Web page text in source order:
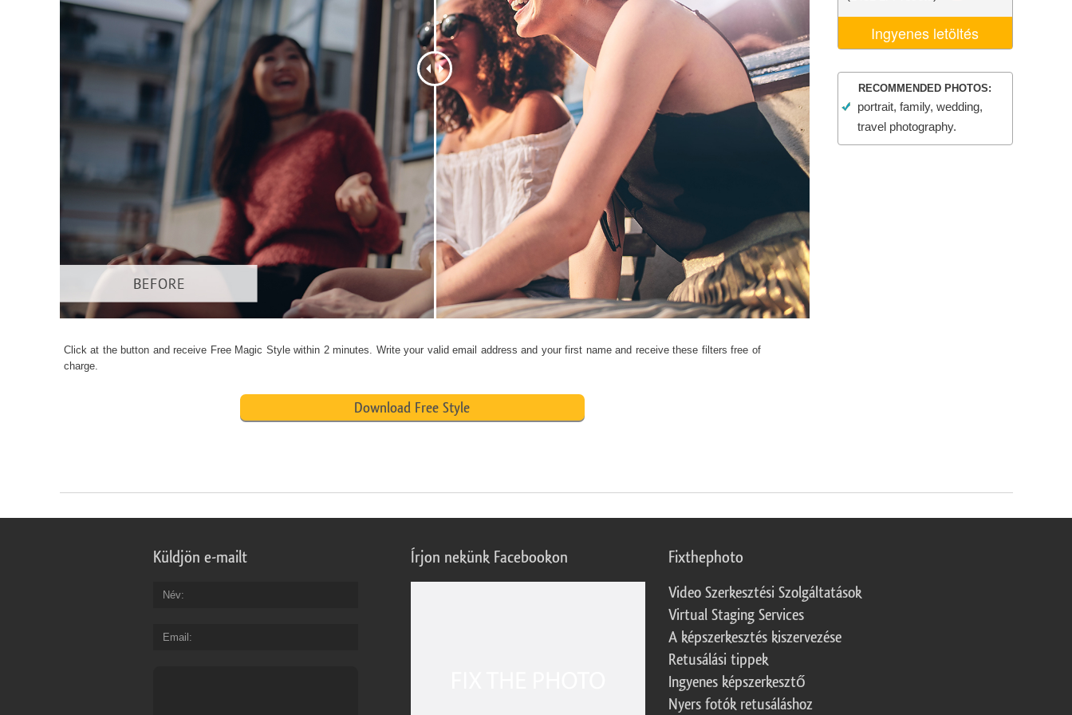
Dịch vụ chỉnh sửa sản phẩm Ékszer -retusálási szolgáltatások AI Képzési Adatok Video Editing Services
Ingyenes letöltés
RECOMMENDED PHOTOS:
portrait, family, wedding,
travel photography.
Click at the button and receive Free Magic Style within 2 minutes. Write your valid email address and your first name and receive these filters free of
charge.
Download Free Style
Küldjön e-mailt
Név
Email
Írjon nekünk Facebookon Fixthephoto
Video Szerkesztési Szolgáltatások
Virtual Staging Services
A képszerkesztés kiszervezése
Retusálási tippek
Ingyenes képszerkesztő
Nyers fotók retusáláshoz